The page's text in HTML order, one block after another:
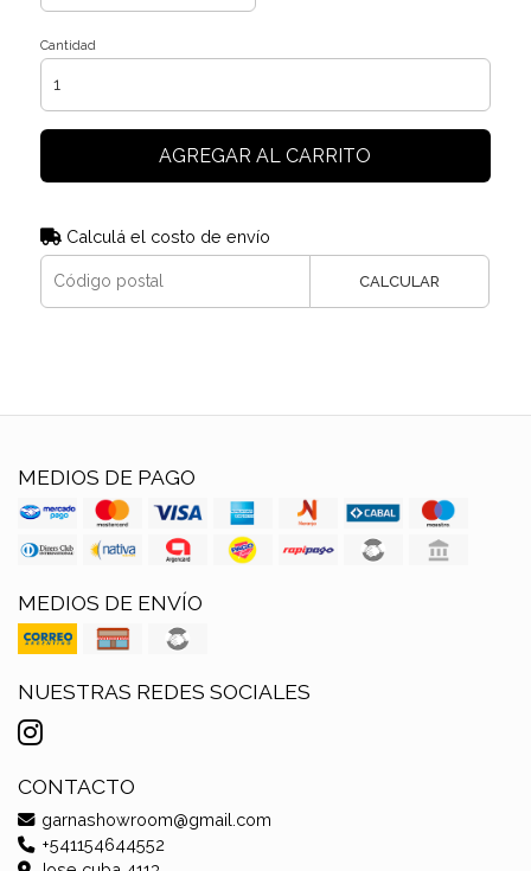
Cantidad
AGREGAR AL CARRITO
Calculá el costo de envío
CALCULAR
MEDIOS DE PAGO
MEDIOS DE ENVÍO
NUESTRAS REDES SOCIALES
CONTACTO
garnashowroom@gmail.com
+541154644552